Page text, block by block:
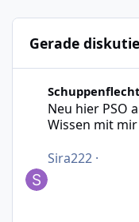
Gerade
Neu hier PSO
Wissen mit mir
Sira222 ·